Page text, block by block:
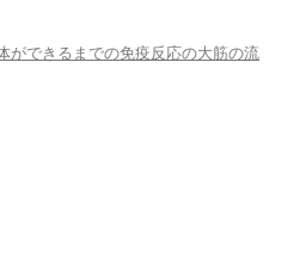
ができるまでの免疫反応の大筋の流